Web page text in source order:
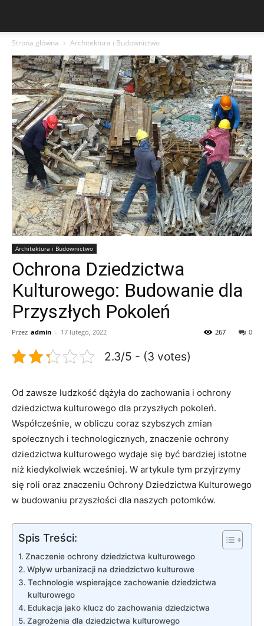
Strona główna Architektura i Budownictwo
Architektura i Budownictwo
Ochrona Dziedzictwa
Kulturowego: Budowanie dla
Przyszłych Pokoleń
Przez admin - 17 lutego, 2022 0
267
2.3/5 - (3 votes)
Od zawsze ludzkość dążyła do zachowania i ⁤ochrony
dziedzictwa kulturowego dla przyszłych pokoleń.⁢
Współcześnie, w obliczu‌ coraz szybszych zmian
społecznych​ i technologicznych, znaczenie​ ochrony
dziedzictwa kulturowego‍ wydaje się być bardziej istotne
niż ‌kiedykolwiek wcześniej.‌ W artykule tym​ przyjrzymy
się roli oraz‌ znaczeniu ‌Ochrony Dziedzictwa ⁢Kulturowego
w budowaniu przyszłości dla ‍naszych potomków.
Spis Treści:
Znaczenie ‍ochrony ‌dziedzictwa kulturowego
Wpływ urbanizacji na dziedzictwo kulturowe
Technologie wspierające zachowanie dziedzictwa
kulturowego
Edukacja jako⁣ klucz do ​zachowania dziedzictwa
Zagrożenia‍ dla dziedzictwa kulturowego